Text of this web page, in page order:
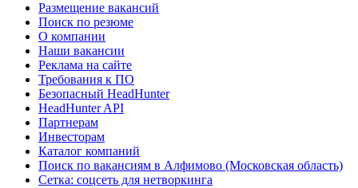
Размещение вакансий
Поиск по резюме
О компании
Наши вакансии
Реклама на сайте
Требования к ПО
Безопасный HeadHunter
HeadHunter API
Партнерам
Инвесторам
Каталог компаний
Поиск по вакансиям в Алфимово (Московская область)
Сетка: соцсеть для нетворкинга